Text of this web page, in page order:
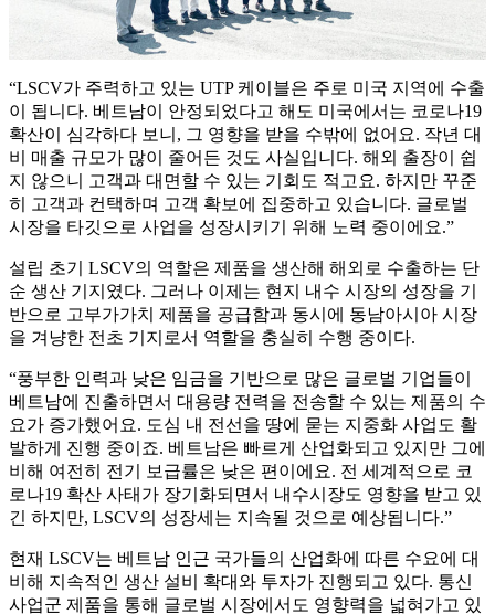
“LSCV가 주력하고 있는 UTP 케이블은 주로 미국 지역에 수출
이 됩니다. 베트남이 안정되었다고 해도 미국에서는 코로나19
확산이 심각하다 보니, 그 영향을 받을 수밖에 없어요. 작년 대
비 매출 규모가 많이 줄어든 것도 사실입니다. 해외 출장이 쉽
지 않으니 고객과 대면할 수 있는 기회도 적고요. 하지만 꾸준
히 고객과 컨택하며 고객 확보에 집중하고 있습니다. 글로벌
시장을 타깃으로 사업을 성장시키기 위해 노력 중이에요.”
설립 초기 LSCV의 역할은 제품을 생산해 해외로 수출하는 단
순 생산 기지였다. 그러나 이제는 현지 내수 시장의 성장을 기
반으로 고부가가치 제품을 공급함과 동시에 동남아시아 시장
을 겨냥한 전초 기지로서 역할을 충실히 수행 중이다.
“풍부한 인력과 낮은 임금을 기반으로 많은 글로벌 기업들이
베트남에 진출하면서 대용량 전력을 전송할 수 있는 제품의 수
요가 증가했어요. 도심 내 전선을 땅에 묻는 지중화 사업도 활
발하게 진행 중이죠. 베트남은 빠르게 산업화되고 있지만 그에
비해 여전히 전기 보급률은 낮은 편이에요. 전 세계적으로 코
로나19 확산 사태가 장기화되면서 내수시장도 영향을 받고 있
긴 하지만, LSCV의 성장세는 지속될 것으로 예상됩니다.”
현재 LSCV는 베트남 인근 국가들의 산업화에 따른 수요에 대
비해 지속적인 생산 설비 확대와 투자가 진행되고 있다. 통신
사업군 제품을 통해 글로벌 시장에서도 영향력을 넓혀가고 있